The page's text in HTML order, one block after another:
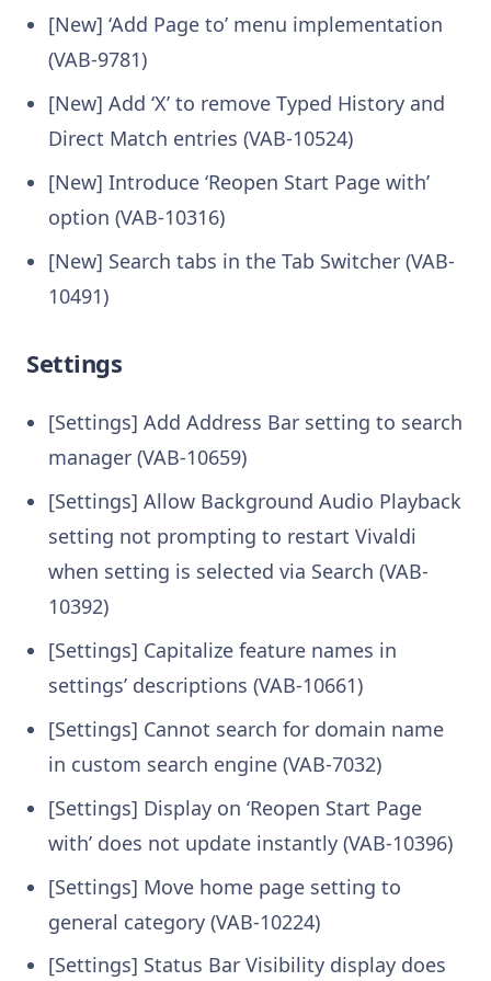
[New] ‘Add Page to’ menu implementation
(VAB-9781)
[New] Add ‘X’ to remove Typed History and
Direct Match entries (VAB-10524)
[New] Introduce ‘Reopen Start Page with’
option (VAB-10316)
[New] Search tabs in the Tab Switcher (VAB-
10491)
Settings
[Settings] Add Address Bar setting to search
manager (VAB-10659)
[Settings] Allow Background Audio Playback
setting not prompting to restart Vivaldi
when setting is selected via Search (VAB-
10392)
[Settings] Capitalize feature names in
settings’ descriptions (VAB-10661)
[Settings] Cannot search for domain name
in custom search engine (VAB-7032)
[Settings] Display on ‘Reopen Start Page
with’ does not update instantly (VAB-10396)
[Settings] Move home page setting to
general category (VAB-10224)
[Settings] Status Bar Visibility display does